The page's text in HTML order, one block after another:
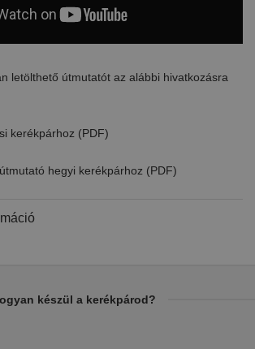
letölthető útmutatót az alábbi hivatkozásra
kerékpárhoz (PDF)
hegyi kerékpárhoz (PDF)
készül a kerékpárod?